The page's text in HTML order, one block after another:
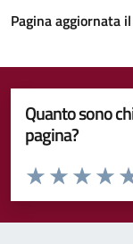
Pagina aggiornata
Quanto sono
pagina?
Valuta da 1 a 5 stelle
Valuta 3
Valuta 2
Valuta 1 stelle su